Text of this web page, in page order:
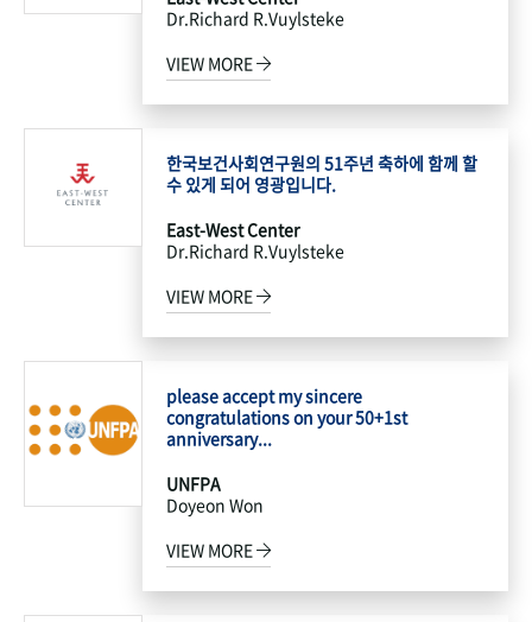
Dr.Richard R.Vuylsteke
VIEW MORE
한국보건사회연구원의 51주년 축하에 함께 할
수 있게 되어 영광입니다.
East-West Center
Dr.Richard R.Vuylsteke
VIEW MORE
please accept my sincere
congratulations on your 50+1st
anniversary...
UNFPA
Doyeon Won
VIEW MORE